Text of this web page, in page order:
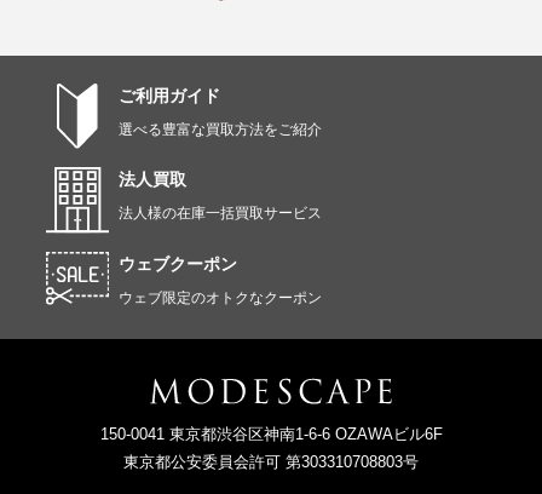
ご利用ガイド
選べる豊富な買取方法をご紹介
法人買取
法人様の在庫一括買取サービス
ウェブクーポン
ウェブ限定のオトクなクーポン
150-0041 東京都渋谷区神南1-6-6 OZAWAビル6F
東京都公安委員会許可 第303310708803号